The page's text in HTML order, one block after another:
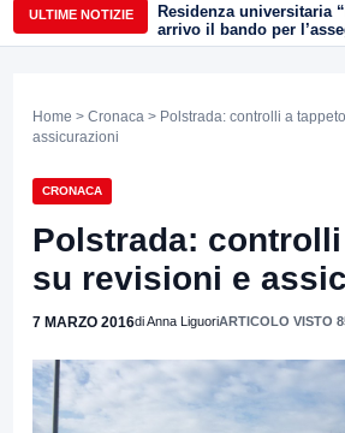
ULTIME NOTIZIE
Residenza universitaria
arrivo il bando per
posti letto. Errico: “Un
Home > Cronaca > Polstrada: controlli a
assicurazioni
CRONACA
Polstrada:
su revisioni e
7 MARZO 2016di Anna LiguoriARTICOLO VISTO